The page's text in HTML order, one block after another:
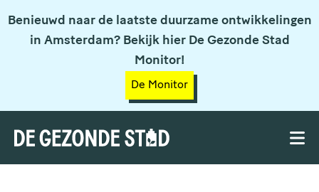
Benieuwd naar de laatste duurzame ontwikkelingen
in Amsterdam? Bekijk hier De Gezonde Stad
Monitor!
De Monitor